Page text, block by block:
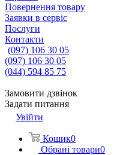
Повернення товару
Заявки в сервіс
Послуги
Контакти
(097) 106 30 05
(097) 106 30 05
(044) 594 85 75
Замовити дзвінок
Задати питання
Увійти
Кошик0
Обрані товари0